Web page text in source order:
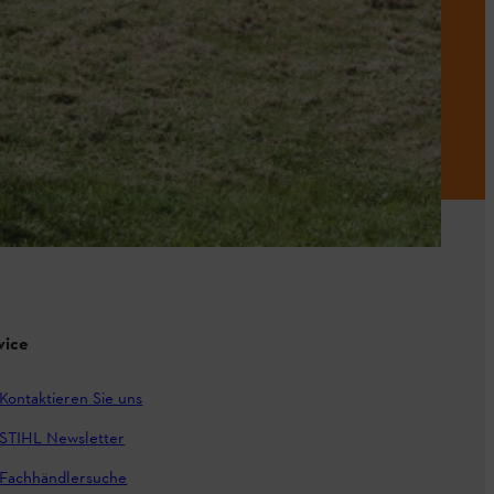
Kontaktieren Sie uns
STIHL Newsletter
Fachhändlersuche